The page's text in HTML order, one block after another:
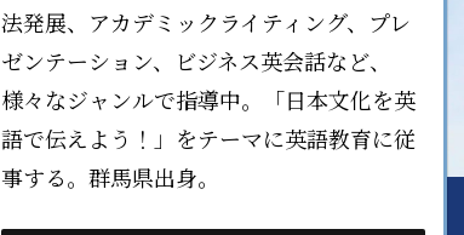
法発展、アカデミックライティング、プレ
ゼンテーション、ビジネス英会話など、
様々なジャンルで指導中。「日本文化を英
語で伝えよう！」をテーマに英語教育に従
事する。群馬県出身。